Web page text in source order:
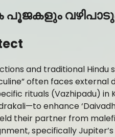
പൂജകളും
and traditional Hindu
often faces
rituals (Vazhipadu)
enhance
their partner from
specifically